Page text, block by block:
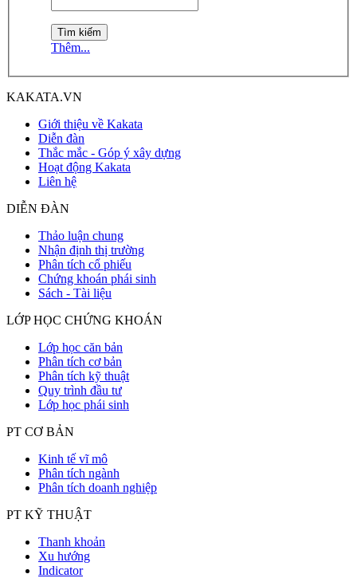
Thêm...
KAKATA.VN
Giới thiệu về Kakata
Diễn đàn
Thắc mắc - Góp ý xây dựng
Hoạt động Kakata
Liên hệ
DIỄN ĐÀN
Thảo luận chung
Nhận định thị trường
Phân tích cổ phiếu
Chứng khoán phái sinh
Sách - Tài liệu
LỚP HỌC CHỨNG KHOÁN
Lớp học căn bản
Phân tích cơ bản
Phân tích kỹ thuật
Quy trình đầu tư
Lớp học phái sinh
PT CƠ BẢN
Kinh tế vĩ mô
Phân tích ngành
Phân tích doanh nghiệp
PT KỸ THUẬT
Thanh khoản
Xu hướng
Indicator